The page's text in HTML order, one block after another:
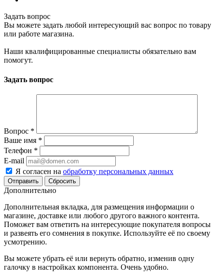
Задать вопрос
Вы можете задать любой интересующий вас вопрос по товару
или работе магазина.
Наши квалифицированные специалисты обязательно вам
помогут.
Задать вопрос
Вопрос *
Ваше имя *
Телефон *
E-mail
Я согласен на обработку персональных данных
Сбросить
Дополнительно
Дополнительная вкладка, для размещения информации о
магазине, доставке или любого другого важного контента.
Поможет вам ответить на интересующие покупателя вопросы
и развеять его сомнения в покупке. Используйте её по своему
усмотрению.
Вы можете убрать её или вернуть обратно, изменив одну
галочку в настройках компонента. Очень удобно.